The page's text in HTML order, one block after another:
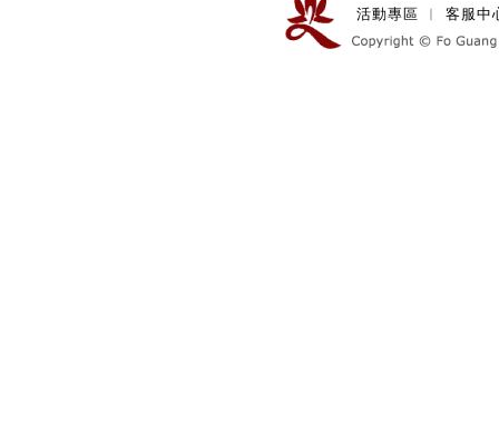
活動專區 ︱ 客服中